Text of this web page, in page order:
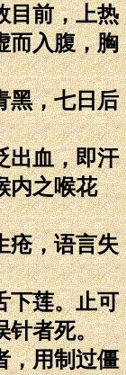
目前，上热
而入腹，胸
黑，七日后
出血，即汗
内之喉花
疮，语言失
下莲。止可
针者死。
，用制过僵